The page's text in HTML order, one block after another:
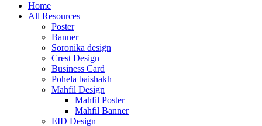
Home
All Resources
Poster
Banner
Soronika design
Crest Design
Business Card
Pohela baishakh
Mahfil Design
Mahfil Poster
Mahfil Banner
EID Design